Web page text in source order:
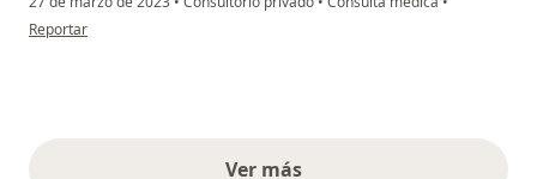
en opinión del usuario Milagros
Reportar
Ver más